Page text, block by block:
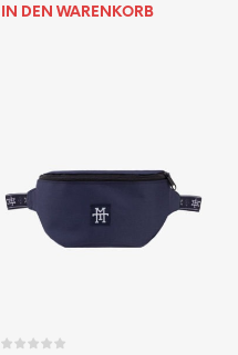
IN DEN WARENKORB